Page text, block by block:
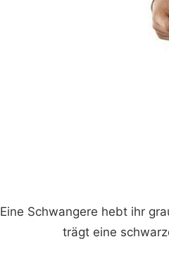
Eine Schwangere hebt ihr
trägt eine